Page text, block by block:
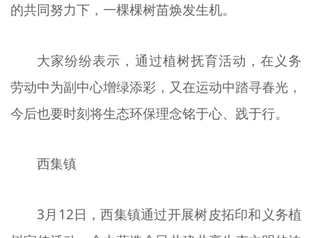
的共同努力下，一棵棵树苗焕发生机。
大家纷纷表示，通过植树抚育活动，在义务
劳动中为副中心增绿添彩，又在运动中踏寻春光，
今后也要时刻将生态环保理念铭于心、践于行。
西集镇
3月12日，西集镇通过开展树皮拓印和义务植